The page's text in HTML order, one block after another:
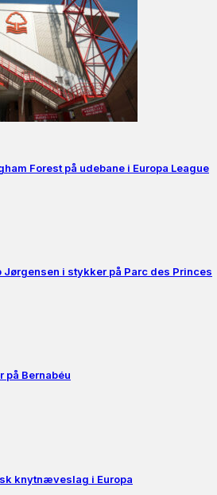
Forest på udebane i Europa League
Jørgensen i stykker på Parc des Princes
på Bernabéu
knytnæveslag i Europa